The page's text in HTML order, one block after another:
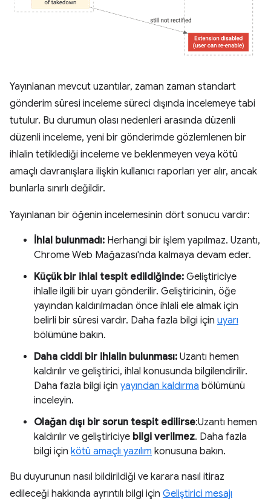
Yayınlanan mevcut uzantılar, zaman zaman standart
gönderim süresi inceleme süreci dışında incelemeye tabi
tutulur. Bu durumun olası nedenleri arasında düzenli
düzenli inceleme, yeni bir gönderimde gözlemlenen bir
ihlalin tetiklediği inceleme ve beklenmeyen veya kötü
amaçlı davranışlara ilişkin kullanıcı raporları yer alır, ancak
bunlarla sınırlı değildir.
Yayınlanan bir öğenin incelemesinin dört sonucu vardır:
İhlal bulunmadı: Herhangi bir işlem yapılmaz. Uzantı,
Chrome Web Mağazası'nda kalmaya devam eder.
Küçük bir ihlal tespit edildiğinde: Geliştiriciye
ihlalle ilgili bir uyarı gönderilir. Geliştiricinin, öğe
yayından kaldırılmadan önce ihlali ele almak için
belirli bir süresi vardır. Daha fazla bilgi için uyarı
bölümüne bakın.
Daha ciddi bir ihlalin bulunması: Uzantı hemen
kaldırılır ve geliştirici, ihlal konusunda bilgilendirilir.
Daha fazla bilgi için yayından kaldırma bölümünü
inceleyin.
Olağan dışı bir sorun tespit edilirse:Uzantı hemen
kaldırılır ve geliştiriciye bilgi verilmez. Daha fazla
bilgi için kötü amaçlı yazılım konusuna bakın.
Bu duyurunun nasıl bildirildiği ve karara nasıl itiraz
edileceği hakkında ayrıntılı bilgi için Geliştirici mesajı